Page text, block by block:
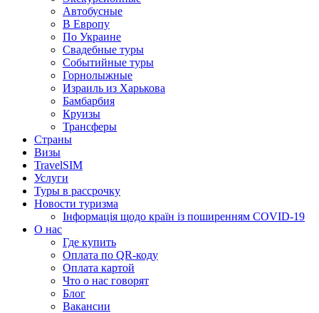
Автобусные
В Европу
По Украине
Свадебные туры
Событийные туры
Горнолыжные
Израиль из Харькова
Бамбарбия
Круизы
Трансферы
Страны
Визы
TravelSIM
Услуги
Туры в рассрочку
Новости туризма
Інформація щодо країн із поширенням COVID-19
О нас
Где купить
Оплата по QR-коду
Оплата картой
Что о нас говорят
Блог
Вакансии